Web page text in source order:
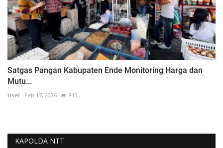
Satgas Pangan Kabupaten Ende Monitoring Harga dan
Mutu...
User Feb 17, 2026 813
KAPOLDA NTT